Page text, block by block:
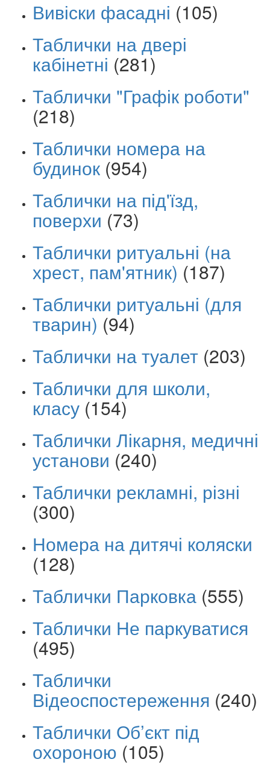
Вивіски фасадні (105)
Таблички на двері
кабінетні (281)
Таблички "Графік роботи"
(218)
Таблички номера на
будинок (954)
Таблички на під'їзд,
поверхи (73)
Таблички ритуальні (на
хрест, пам'ятник) (187)
Таблички ритуальні (для
тварин) (94)
Таблички на туалет (203)
Таблички для школи,
класу (154)
Таблички Лікарня, медичні
установи (240)
Таблички рекламні, різні
(300)
Номера на дитячі коляски
(128)
Таблички Парковка (555)
Таблички Не паркуватися
(495)
Таблички
Відеоспостереження (240)
Таблички Об’єкт під
охороною (105)